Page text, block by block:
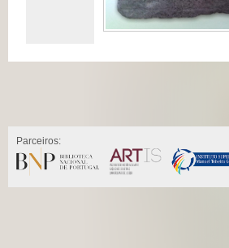
Parceiros: